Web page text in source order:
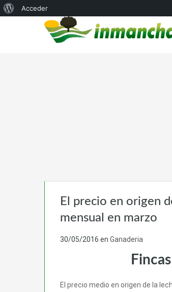
Acerca
Acceder
El precio en origen
mensual en marzo
30/05/2016 en Ganaderia
El precio medio en origen de la